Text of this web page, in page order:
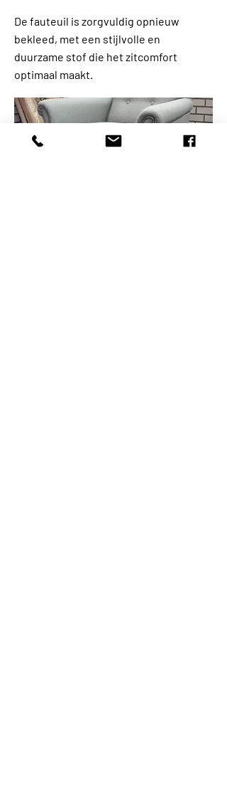
De fauteuil is zorgvuldig opnieuw
bekleed, met een stijlvolle en
duurzame stof die het zitcomfort
optimaal maakt.